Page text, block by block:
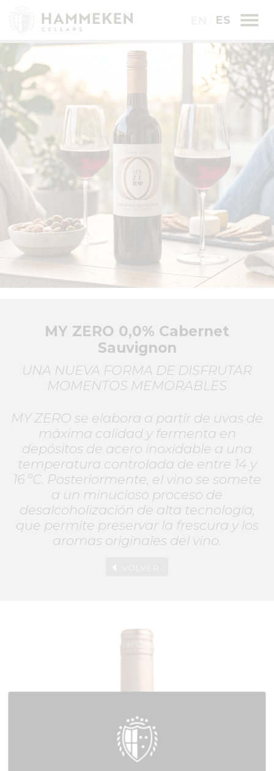
ES
MY ZERO 0,0% Cabernet
Sauvignon
UNA NUEVA FORMA DE DISFRUTAR
MOMENTOS MEMORABLES
MY ZERO se elabora a partir de uvas de
máxima calidad y fermenta en
depósitos de acero inoxidable a una
temperatura controlada de entre 14 y
16 ºC. Posteriormente, el vino se somete
a un minucioso proceso de
desalcoholización de alta tecnología,
que permite preservar la frescura y los
aromas originales del vino.